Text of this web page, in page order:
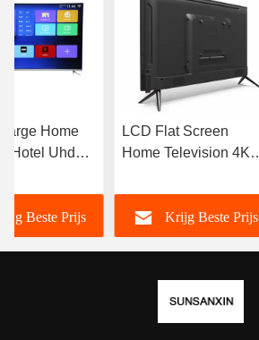
Home
Hotel Uhd
Beste Prijs
LCD Flat Screen
Home Television 4K
Resolution Smart TV
98 100 105 110 inch
Krijg Beste Prijs